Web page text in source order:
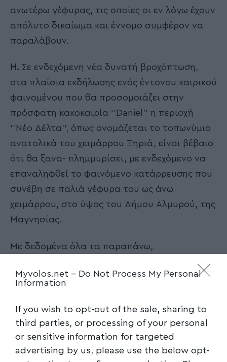
Myvolos.net - Do Not Process My Personal
Information
If you wish to opt-out of the sale, sharing to
third parties, or processing of your personal
or sensitive information for targeted
advertising by us, please use the below opt-
ανωτέρω γέφυρας, τις οποίες οι εν λόγω έχουν
απόλυτο δικαίωμα και έννομο συμφέρον να
παραλάβουν.
Η. Σε ενδεχόμενη νέα δυνατή βροχόπτωση,
στα πλαίσια εκδήλωσης ενός έντονου καιρικού
φαινομένου που θα προσομοιάζει στην
πρόσφατη κακοκαιρία ‘’Daniel’’ η περιοχή
‘’Νέο Δέλτα’’, όπως ονομάζεται το τοπωνύμιο
ανατολικά του χειμάρρου Ξηριά, είναι βέβαιο
ότι θα ξανα- πλημμυρίσει, με ενδεχόμενο να
επαναληφθεί το φαινόμενο κατάρρευσης που
συνέβη σε παλιά γέφυρα του ως άνω
χειμάρρου, στο ύψος του Δήμου Αλμυρού, της
Μαγνησίας.
Με δεδομένα όλα τα παραπάνω,
Ερωτώνται οι κ. κ. Υπουργοί:
πολιτικής και υπηρεσιακής ηγεσίας των
αρμοδίων Υπηρεσιών για την υπό
προβληματικούς όρους και προδιαγραφές